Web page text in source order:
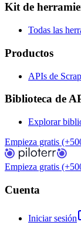
Kit de
Todas las
Productos
APIs de
Biblioteca de
Explorar
Empieza gratis
Empieza gratis
Cuenta
Iniciar sesión